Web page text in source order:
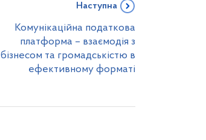
Наступна
Комунікаційна податкова
платформа – взаємодія з
бізнесом та громадськістю в
ефективному форматі